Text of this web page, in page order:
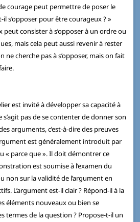
courage peut permettre de poser le
s’opposer pour être courageux ? »
peut consister à s’opposer à un ordre ou
mais cela peut aussi revenir à rester
ne cherche pas à s’opposer, mais on fait
est invité à développer sa capacité à
pas de se contenter de donner son
arguments, c’est-à-dire des preuves
est généralement introduit par
« parce que ». Il doit démontrer ce
est soumise à l’examen du
non sur la validité de l’argument en
L’argument est-il clair ? Répond-il à la
éléments nouveaux ou bien se
termes de la question ? Propose-t-il un